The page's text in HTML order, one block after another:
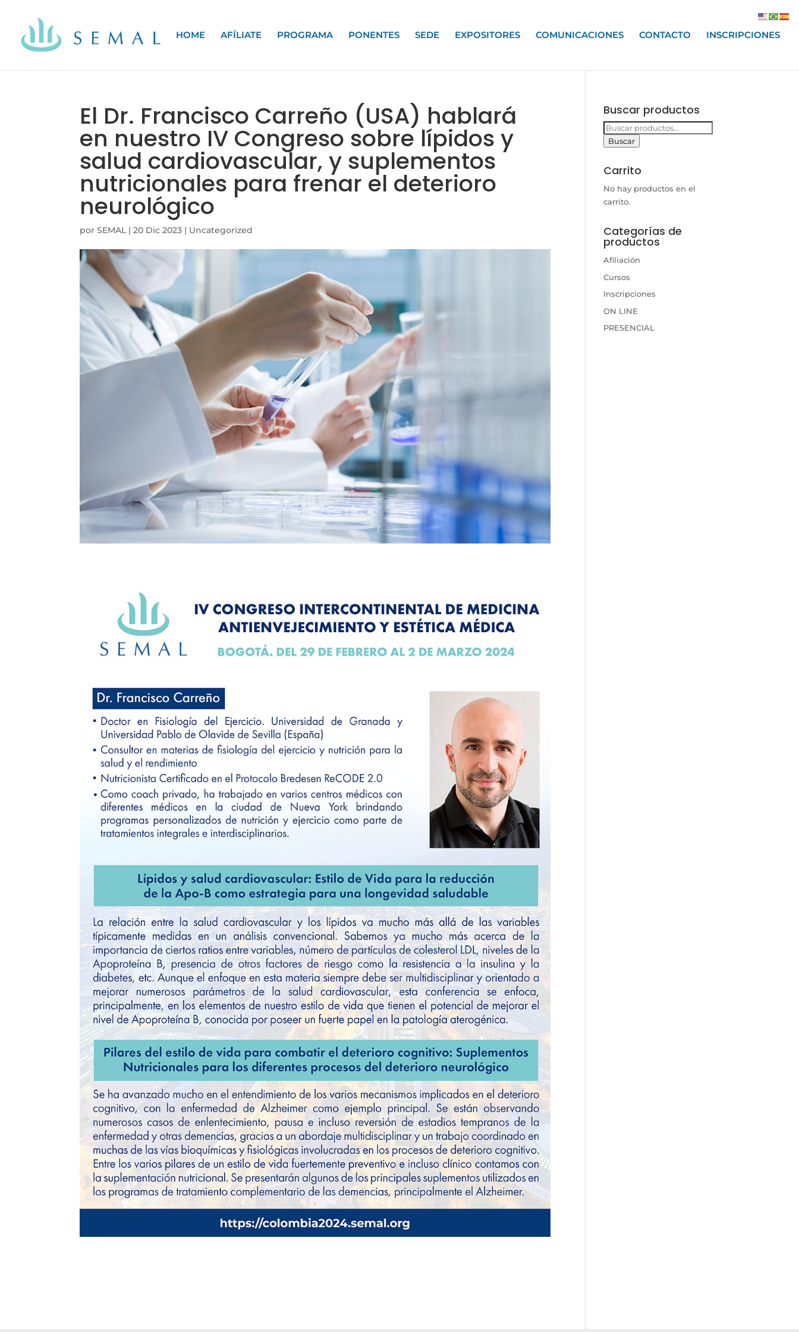
HOME AFÍLIATE PROGRAMA PONENTES SEDE EXPOSITORES COMUNICACIONES CONTACTO INSCRIPCIONES
El Dr. Francisco Carreño (USA) hablará
en nuestro IV Congreso sobre lípidos y
salud cardiovascular, y suplementos
nutricionales para frenar el deterioro
neurológico
porSEMAL|20 Dic 2023 | Uncategorized
Buscar productos
Buscar
por:
Buscar
Carrito
No hay productos en el
carrito.
Categorías de
productos
Afiliación
Cursos
Inscripciones
ON LINE
PRESENCIAL